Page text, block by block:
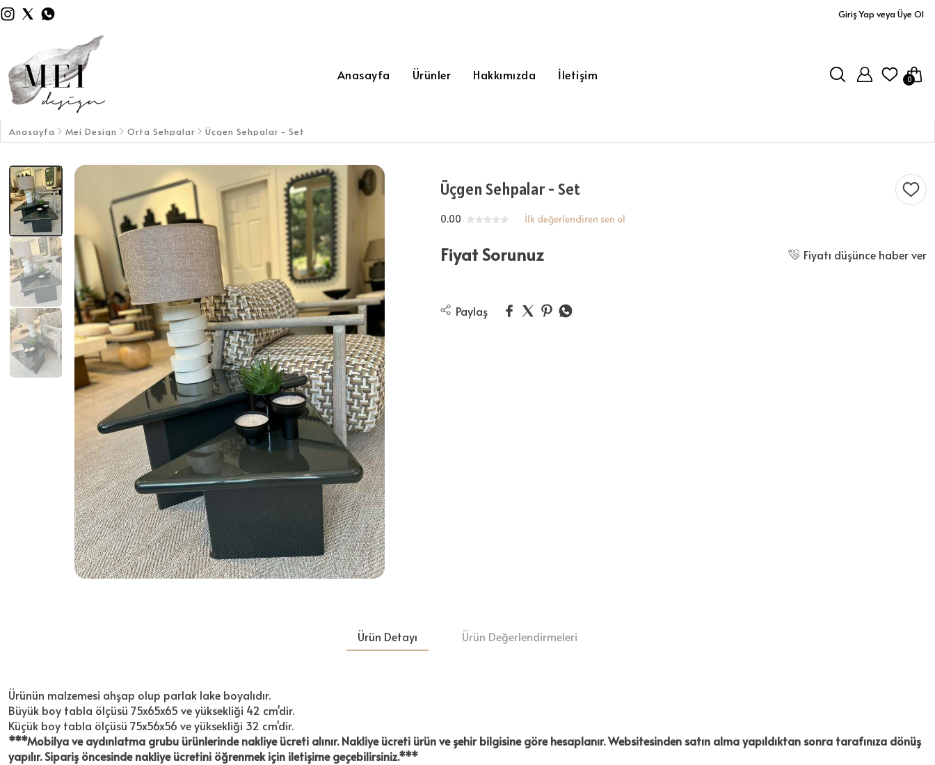
Giriş Yap veya Üye Ol
Anasayfa Ürünler Hakkımızda İletişim 0
Anasayfa Mei Design Orta Sehpalar Üçgen Sehpalar - Set
Üçgen Sehpalar - Set
0.00 İlk değerlendiren sen ol
Fiyat Sorunuz Fiyatı düşünce haber ver
Paylaş
Ürün Detayı Ürün Değerlendirmeleri
Ürünün malzemesi ahşap olup parlak lake boyalıdır.
Büyük boy tabla ölçüsü 75x65x65 ve yüksekliği 42 cm'dir.
Küçük boy tabla ölçüsü 75x56x56 ve yüksekliği 32 cm'dir.
***Mobilya ve aydınlatma grubu ürünlerinde nakliye ücreti alınır. Nakliye ücreti ürün ve şehir bilgisine göre hesaplanır. Websitesinden satın alma yapıldıktan sonra tarafınıza dönüş
yapılır. Sipariş öncesinde nakliye ücretini öğrenmek için iletişime geçebilirsiniz.***